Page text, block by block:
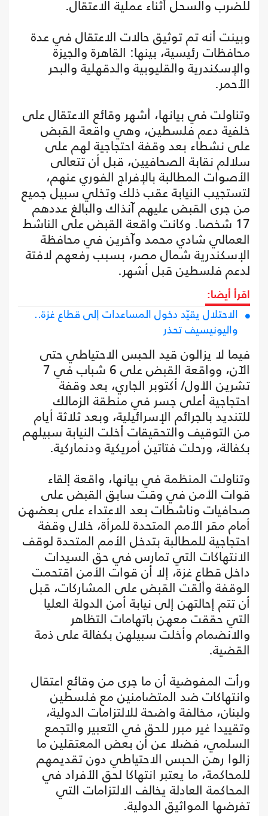
للضرب والسحل أثناء عملية الاعتقال.
وبينت أنه تم توثيق حالات الاعتقال في عدة
محافظات رئيسية، بينها: القاهرة والجيزة
والإسكندرية والقليوبية والدقهلية والبحر
الأحمر.
وتناولت في بيانها، أشهر وقائع الاعتقال على
خلفية دعم فلسطين، وهي واقعة القبض
على نشطاء بعد وقفة احتجاجية لهم على
سلالم نقابة الصحافيين، قبل أن تتعالى
الأصوات المطالبة بالإفراج الفوري عنهم،
لتستجيب النيابة عقب ذلك وتخلي سبيل جميع
من جرى القبض عليهم آنذاك والبالغ عددهم
17 شخصا. وكانت واقعة القبض على الناشط
العمالي شادي محمد وآخرين في محافظة
الإسكندرية شمال مصر، بسبب رفعهم لافتة
لدعم فلسطين قبل أشهر.
اقرأ أيضا:
الاحتلال يقيّد دخول المساعدات إلى قطاع غزة..
واليونيسيف تحذر
فيما لا يزالون قيد الحبس الاحتياطي حتى
الآن، وواقعة القبض على 6 شباب في 7
تشرين الأول/ أكتوبر الجاري، بعد وقفة
احتجاجية أعلى جسر في منطقة الزمالك
للتنديد بالجرائم الإسرائيلية، وبعد ثلاثة أيام
من التوقيف والتحقيقات أخلت النيابة سبيلهم
بكفالة، ورحلت فتاتين أمريكية ودنماركية.
وتناولت المنظمة في بيانها، واقعة إلقاء
قوات الأمن في وقت سابق القبض على
صحافيات وناشطات بعد الاعتداء على بعضهن
أمام مقر الأمم المتحدة للمرأة، خلال وقفة
احتجاجية للمطالبة بتدخل الأمم المتحدة لوقف
الانتهاكات التي تمارس في حق السيدات
داخل قطاع غزة، إلا أن قوات الأمن اقتحمت
الوقفة وألقت القبض على المشاركات، قبل
أن تتم إحالتهن إلى نيابة أمن الدولة العليا
التي حققت معهن باتهامات التظاهر
والانضمام وأخلت سبيلهن بكفالة على ذمة
القضية.
ورأت المفوضية أن ما جرى من وقائع اعتقال
وانتهاكات ضد المتضامنين مع فلسطين
ولبنان، مخالفة واضحة للالتزامات الدولية،
وتقييدا غير مبرر للحق في التعبير والتجمع
السلمي، فضلا عن أن بعض المعتقلين ما
زالوا رهن الحبس الاحتياطي دون تقديمهم
للمحاكمة، ما يعتبر انتهاكا لحق الأفراد في
المحاكمة العادلة يخالف الالتزامات التي
تفرضها المواثيق الدولية.